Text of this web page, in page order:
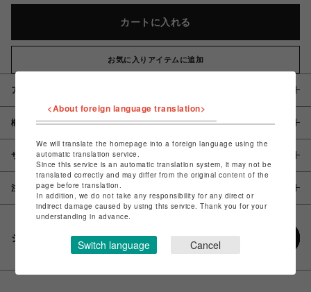
カートに入れる
お気に入りアイテムに追加
アイテム説明 / 素材
概要
サイズ
注意事項
シェアする
<About foreign language translation>
We will translate the homepage into a foreign language using the
automatic translation service.
Since this service is an automatic translation system, it may not be
translated correctly and may differ from the original content of the
page before translation.
In addition, we do not take any responsibility for any direct or
indirect damage caused by using this service. Thank you for your
understanding in advance.
Switch language Cancel